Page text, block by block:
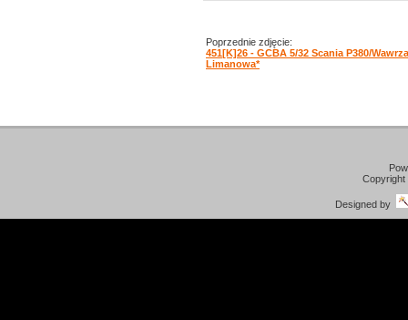
Poprzednie zdjęcie:
451[K]26 - GCBA 5/32 Scania P380/
Limanowa*
Designed by